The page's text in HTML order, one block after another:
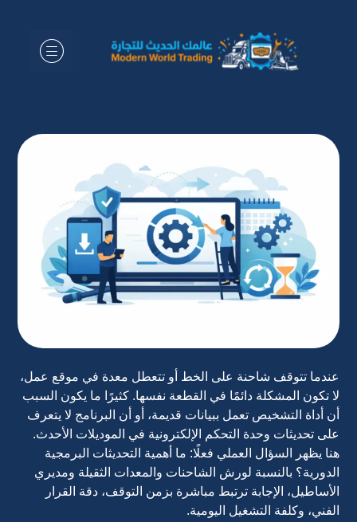
عندما تتوقف شاحنة على الخط أو تتعطل معدة في موقع عمل،
لا تكون المشكلة دائمًا في القطعة نفسها. كثيرًا ما يكون السبب
أن أداة التشخيص تعمل ببيانات قديمة، أو أن البرنامج لا يتعرف
على تحديثات وحدة التحكم الإلكترونية في الموديلات الأحدث.
هنا يظهر السؤال العملي فعلًا: ما أهمية التحديثات البرمجية
الدورية؟ بالنسبة لورش الشاحنات والمعدات الثقيلة ومديري
الأساطيل، الإجابة ترتبط مباشرة بزمن التوقف، دقة القرار
الفني، وكلفة التشغيل اليومية.